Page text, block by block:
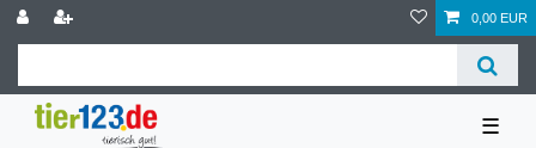
0,00 EUR
☰